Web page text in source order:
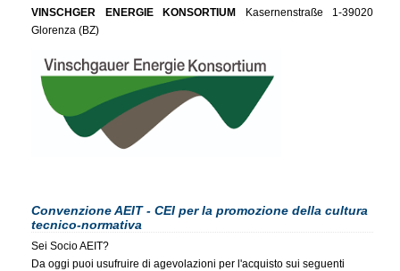
VINSCHGER ENERGIE KONSORTIUM
Kasernenstraße 1-39020
Glorenza (BZ)
Convenzione AEIT - CEI per la promozione della cultura
tecnico-normativa
Sei Socio AEIT?
Da oggi puoi usufruire di agevolazioni per l'acquisto sui seguenti